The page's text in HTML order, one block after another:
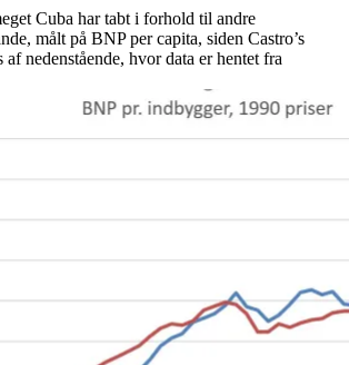
Cuba har tabt i forhold til andre
målt på BNP per capita, siden Castro’s
af nedenstående, hvor data er hentet fra